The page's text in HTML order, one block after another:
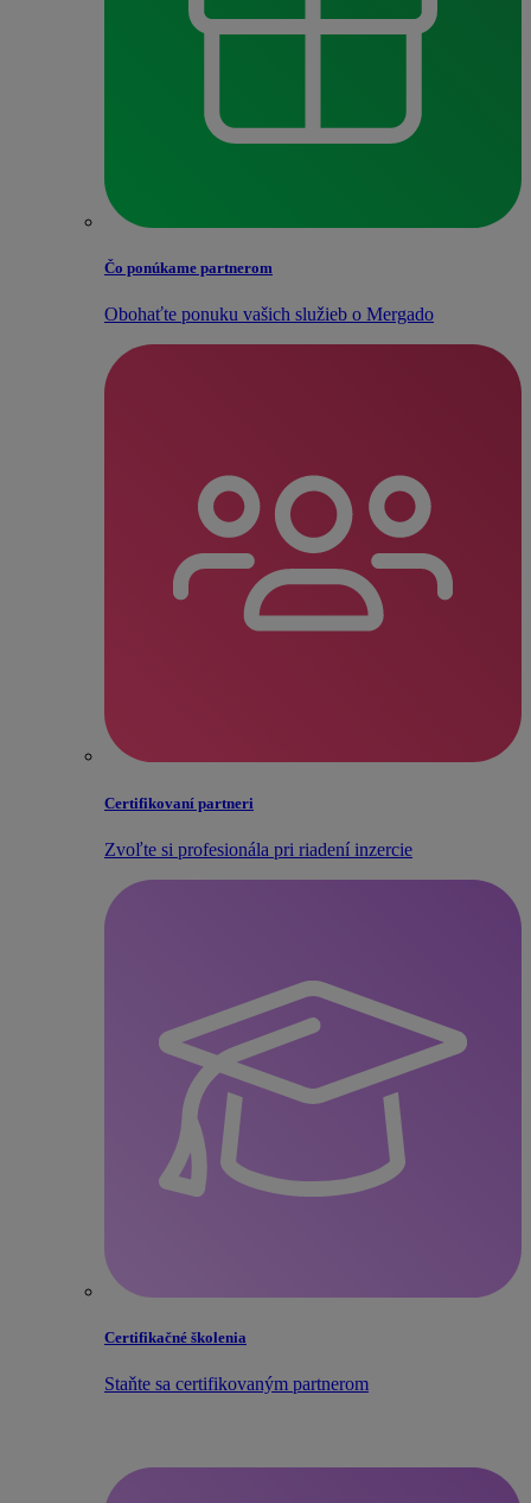
Čo ponúkame partnerom
Obohaťte ponuku vašich služieb o Mergado
Certifikovaní partneri
Zvoľte si profesionála pri riadení inzercie
Certifikačné školenia
Staňte sa certifikovaným partnerom